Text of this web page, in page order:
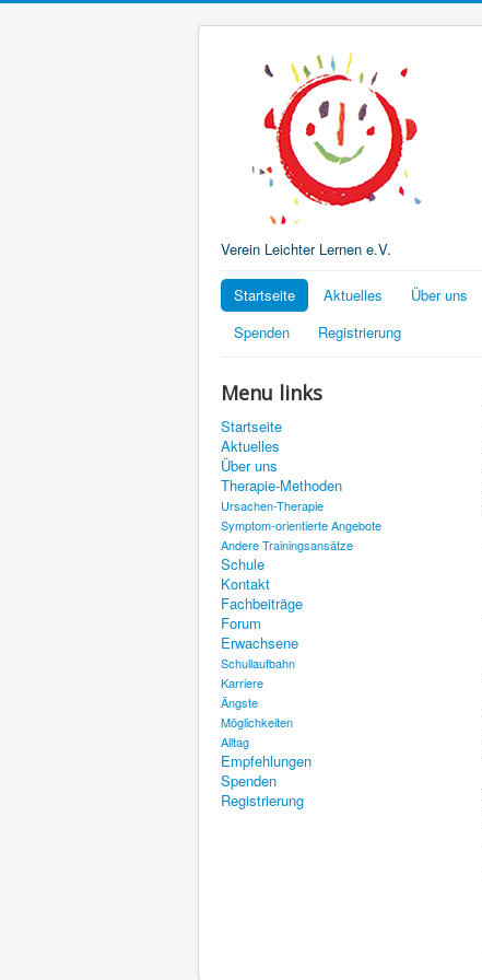
Verein Leichter Lernen e.V.
Startseite Aktuelles Über uns
Spenden
Registrierung
Menu links
Startseite
Aktuelles
Über uns
Therapie-Methoden
Ursachen-Therapie
Symptom-orientierte Angebote
Andere Trainingsansätze
Schule
Kontakt
Fachbeiträge
Forum
Erwachsene
Schullaufbahn
Karriere
Ängste
Möglichkeiten
Alltag
Empfehlungen
Spenden
Registrierung